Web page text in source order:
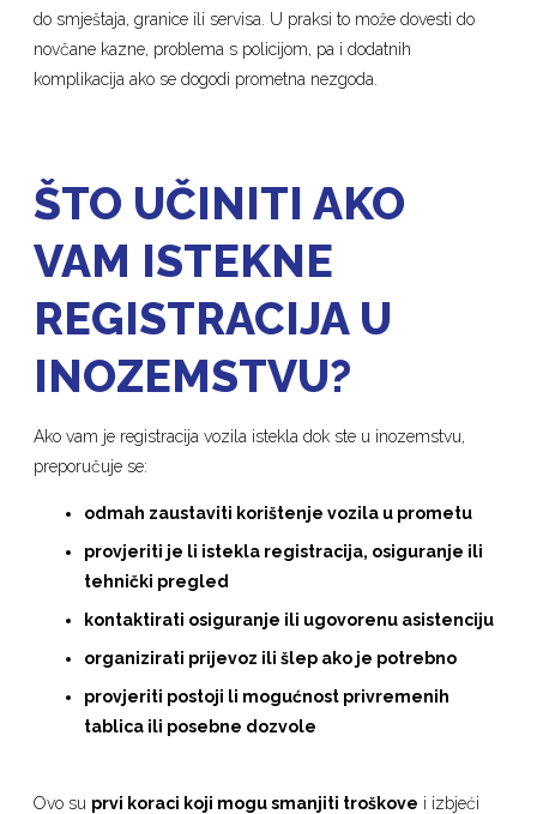
do smještaja, granice ili servisa. U praksi to može dovesti do
novčane kazne, problema s policijom, pa i dodatnih
komplikacija ako se dogodi prometna nezgoda.
ŠTO UČINITI AKO
VAM ISTEKNE
REGISTRACIJA U
INOZEMSTVU?
Ako vam je registracija vozila istekla dok ste u inozemstvu,
preporučuje se:
odmah zaustaviti korištenje vozila u prometu
provjeriti je li istekla registracija, osiguranje ili
tehnički pregled
kontaktirati osiguranje ili ugovorenu asistenciju
organizirati prijevoz ili šlep ako je potrebno
provjeriti postoji li mogućnost privremenih
tablica ili posebne dozvole
Ovo su prvi koraci koji mogu smanjiti troškove i izbjeći